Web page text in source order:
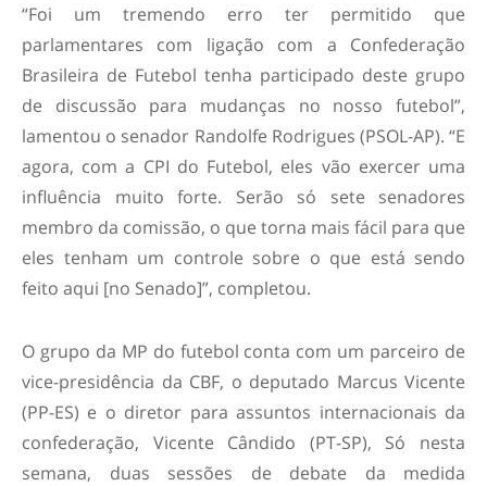
“Foi um tremendo erro ter permitido que
parlamentares com ligação com a Confederação
Brasileira de Futebol tenha participado deste grupo
de discussão para mudanças no nosso futebol”,
lamentou o senador Randolfe Rodrigues (PSOL-AP). “E
agora, com a CPI do Futebol, eles vão exercer uma
influência muito forte. Serão só sete senadores
membro da comissão, o que torna mais fácil para que
eles tenham um controle sobre o que está sendo
feito aqui [no Senado]”, completou.
O grupo da MP do futebol conta com um parceiro de
vice-presidência da CBF, o deputado Marcus Vicente
(PP-ES) e o diretor para assuntos internacionais da
confederação, Vicente Cândido (PT-SP), Só nesta
semana, duas sessões de debate da medida